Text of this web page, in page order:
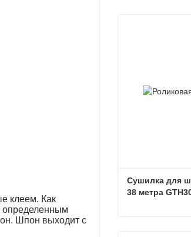
клеем. Как
определенным
Шпон выходит с
Сушилка для
38 метра